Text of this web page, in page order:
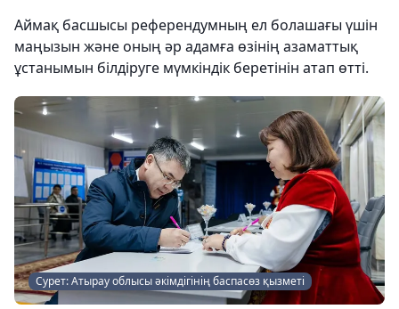
Аймақ басшысы референдумның ел болашағы үшін
маңызын және оның әр адамға өзінің азаматтық
ұстанымын білдіруге мүмкіндік беретінін атап өтті.
Сурет: Атырау облысы әкімдігінің баспасөз қызметі